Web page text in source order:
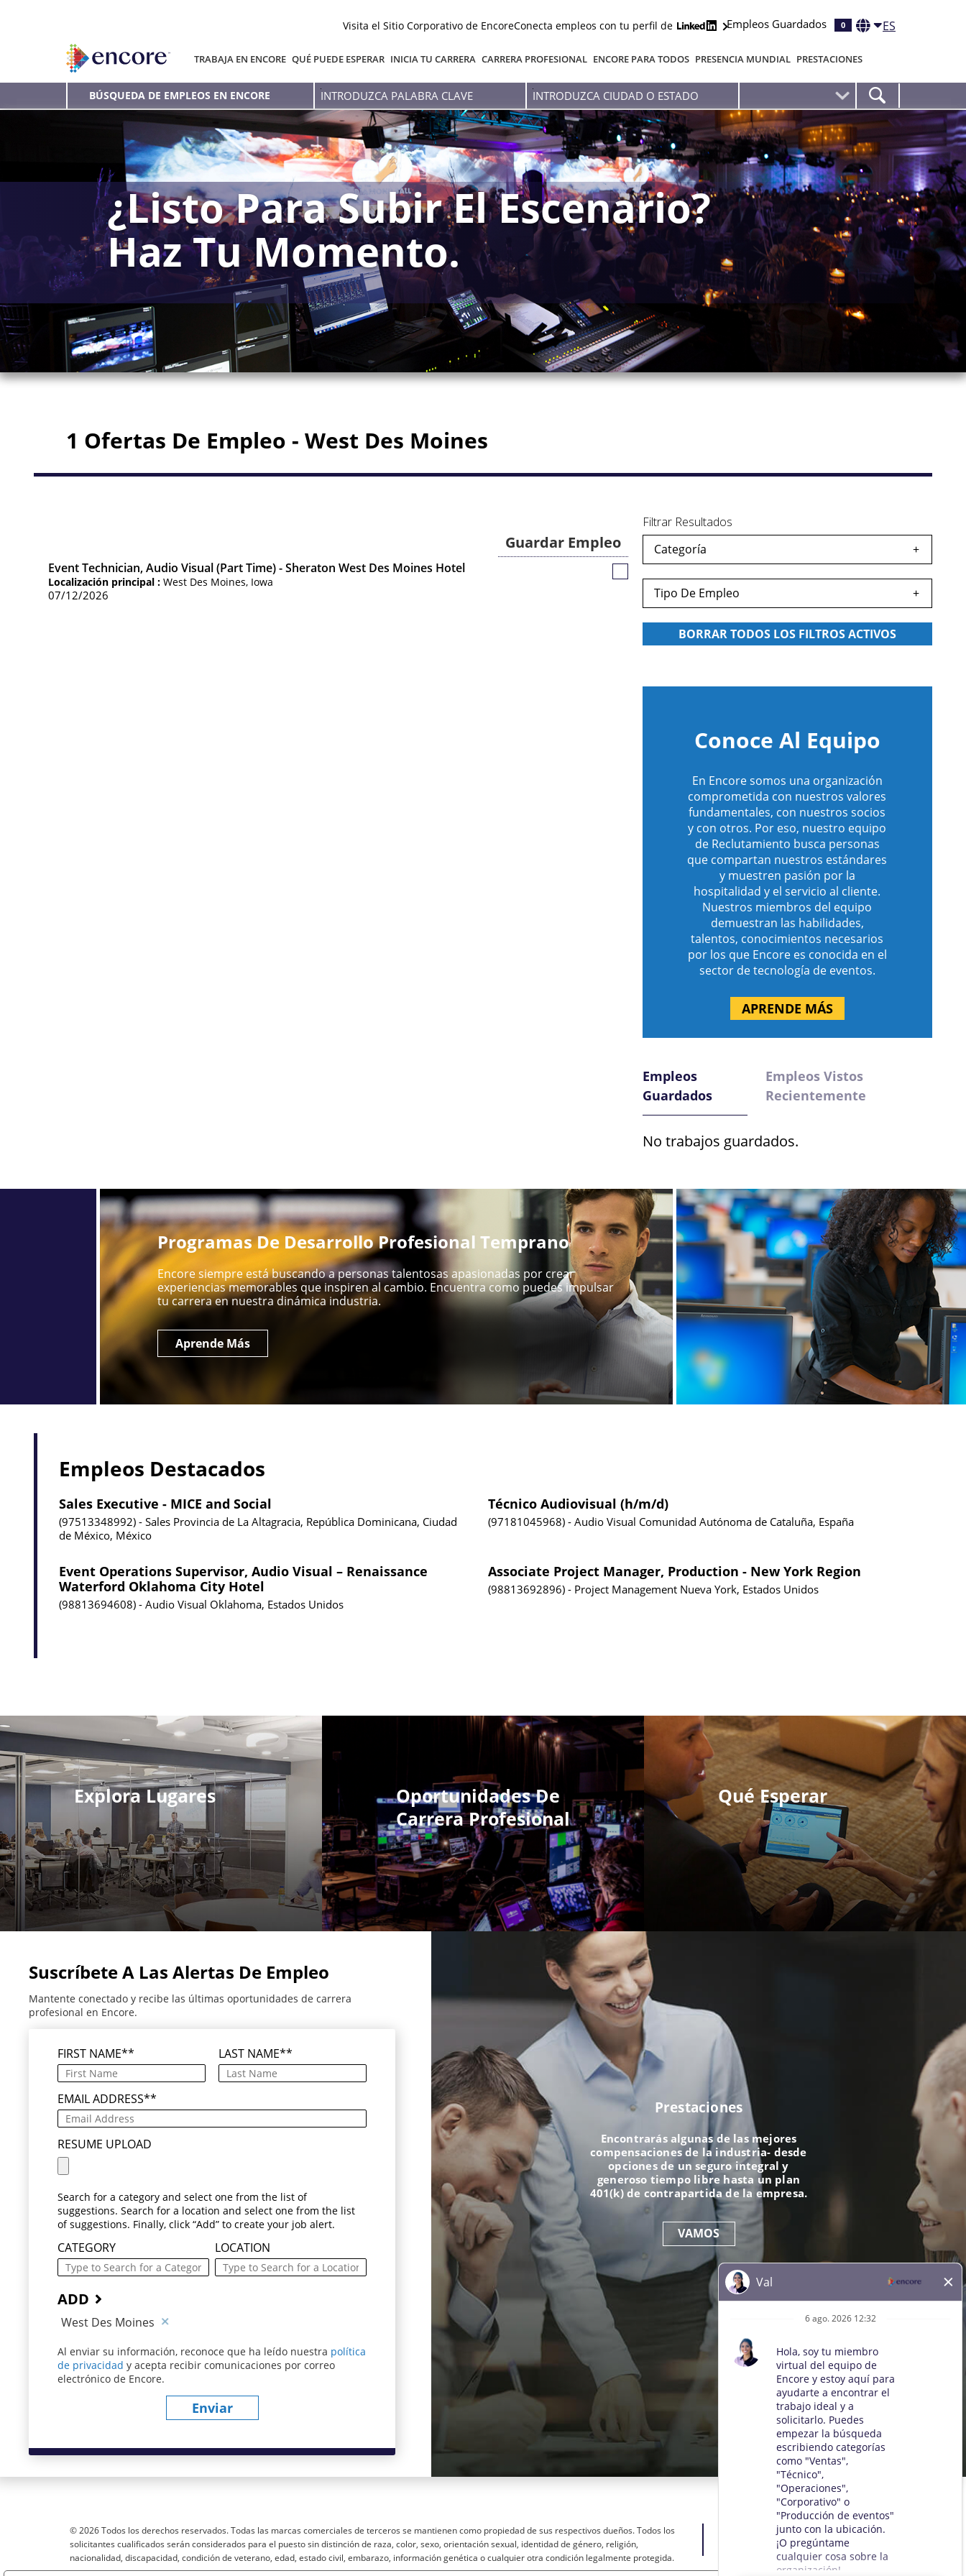
Visita el Sitio Corporativo de EncoreConecta empleos con tu perfil de Empleos Guardados 0 ES
TRABAJA EN ENCORE QUÉ PUEDE ESPERAR INICIA TU CARRERA CARRERA PROFESIONAL ENCORE PARA TODOS PRESENCIA MUNDIAL PRESTACIONES
BÚSQUEDA DE EMPLEOS EN ENCORE
Introduzca
palabra
clave
Introduzca
Ciudad
O
Estado
¿Listo Para Subir El Escenario?
Haz Tu Momento.
1 Ofertas De Empleo - West Des Moines
Guardar Empleo
Event Technician, Audio Visual (Part Time) - Sheraton West Des Moines Hotel
Localización principal : West Des Moines, Iowa
07/12/2026
Guardar
Filtrar Resultados
Categoría
Tipo De Empleo
Conoce Al Equipo
En Encore somos una organización
comprometida con nuestros valores
fundamentales, con nuestros socios
y con otros. Por eso, nuestro equipo
de Reclutamiento busca personas
que compartan nuestros estándares
y muestren pasión por la
hospitalidad y el servicio al cliente.
Nuestros miembros del equipo
demuestran las habilidades,
talentos, conocimientos necesarios
por los que Encore es conocida en el
sector de tecnología de eventos.
APRENDE MÁS
Empleos
Guardados
Empleos Vistos
Recientemente
No trabajos guardados.
Programas De Desarrollo Profesional Temprano
Encore siempre está buscando a personas talentosas apasionadas por crear
experiencias memorables que inspiren al cambio. Encuentra como puedes impulsar
tu carrera en nuestra dinámica industria.
Aprende Más
Empleos Destacados
Sales Executive - MICE and Social
97513348992 Sales Provincia de La Altagracia, República Dominicana, Ciudad
de México, México
Técnico Audiovisual (h/m/d)
97181045968 Audio Visual Comunidad Autónoma de Cataluña, España
Event Operations Supervisor, Audio Visual – Renaissance
Waterford Oklahoma City Hotel
98813694608 Audio Visual Oklahoma, Estados Unidos
Associate Project Manager, Production - New York Region
98813692896 Project Management Nueva York, Estados Unidos
Explora Lugares
Oportunidades De
Carrera Profesional
Qué Esperar
Suscríbete A Las Alertas De Empleo
Mantente conectado y recibe las últimas oportunidades de carrera
profesional en Encore.
FIRST NAME* LAST NAME*
EMAIL ADDRESS*
RESUME UPLOAD
Search for a category and select one from the list of
suggestions. Search for a location and select one from the list
of suggestions. Finally, click “Add” to create your job alert.
CATEGORY LOCATION
ADD
West Des Moines
Al enviar su información, reconoce que ha leído nuestra política
de privacidad (este contenido se abre en una nueva ventana)
y acepta recibir comunicaciones por correo
electrónico de Encore.
Enviar
Prestaciones
Encontrarás algunas de las mejores
compensaciones de la industria- desde
opciones de un seguro integral y
generoso tiempo libre hasta un plan
401(k) de contrapartida de la empresa.
VAMOS
© 2026 Todos los derechos reservados. Todas las marcas comerciales de terceros se mantienen como propiedad de sus respectivos dueños. Todos los
solicitantes cualificados serán considerados para el puesto sin distinción de raza, color, sexo, orientación sexual, identidad de género, religión,
nacionalidad, discapacidad, condición de veterano, edad, estado civil, embarazo, información genética o cualquier otra condición legalmente protegida.